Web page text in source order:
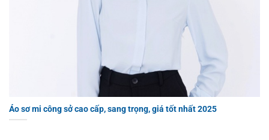
Áo sơ mi công sở cao cấp, sang trọng, giá tốt nhất 2025